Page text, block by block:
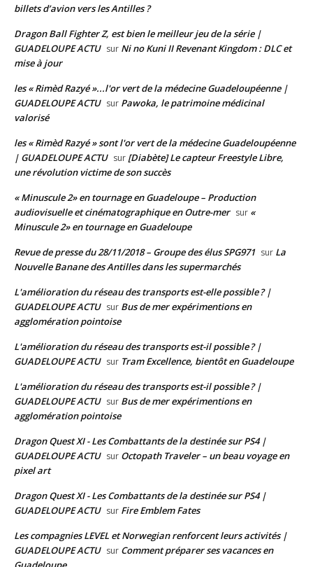
billets d’avion vers les Antilles ?
Dragon Ball Fighter Z, est bien le meilleur jeu de la série |
GUADELOUPE ACTU sur Ni no Kuni II Revenant Kingdom : DLC et
mise à jour
les « Rimèd Razyé »...l'or vert de la médecine Guadeloupéenne |
GUADELOUPE ACTU sur Pawoka, le patrimoine médicinal
valorisé
les « Rimèd Razyé » sont l'or vert de la médecine Guadeloupéenne
| GUADELOUPE ACTU sur [Diabète] Le capteur Freestyle Libre,
une révolution victime de son succès
« Minuscule 2» en tournage en Guadeloupe – Production
audiovisuelle et cinématographique en Outre-mer sur «
Minuscule 2» en tournage en Guadeloupe
Revue de presse du 28/11/2018 – Groupe des élus SPG971 sur La
Nouvelle Banane des Antilles dans les supermarchés
L'amélioration du réseau des transports est-elle possible ? |
GUADELOUPE ACTU sur Bus de mer expérimentions en
agglomération pointoise
L'amélioration du réseau des transports est-il possible ? |
GUADELOUPE ACTU sur Tram Excellence, bientôt en Guadeloupe
L'amélioration du réseau des transports est-il possible ? |
GUADELOUPE ACTU sur Bus de mer expérimentions en
agglomération pointoise
Dragon Quest XI - Les Combattants de la destinée sur PS4 |
GUADELOUPE ACTU sur Octopath Traveler – un beau voyage en
pixel art
Dragon Quest XI - Les Combattants de la destinée sur PS4 |
GUADELOUPE ACTU sur Fire Emblem Fates
Les compagnies LEVEL et Norwegian renforcent leurs activités |
GUADELOUPE ACTU sur Comment préparer ses vacances en